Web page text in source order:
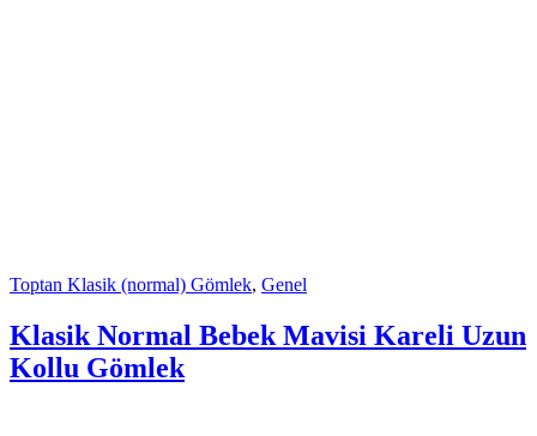
Toptan Klasik (normal) Gömlek, Genel
Klasik Normal Bebek Mavisi Kareli Uzun
Kollu Gömlek